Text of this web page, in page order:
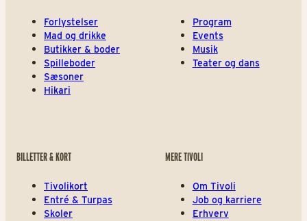
Forlystelser
Mad og drikke
Butikker & boder
Spilleboder
Sæsoner
Hikari
Program
Events
Musik
Teater og dans
BILLETTER & KORT
Tivolikort
Entré & Turpas
Skoler
MERE TIVOLI
Om Tivoli
Job og karriere
Erhverv